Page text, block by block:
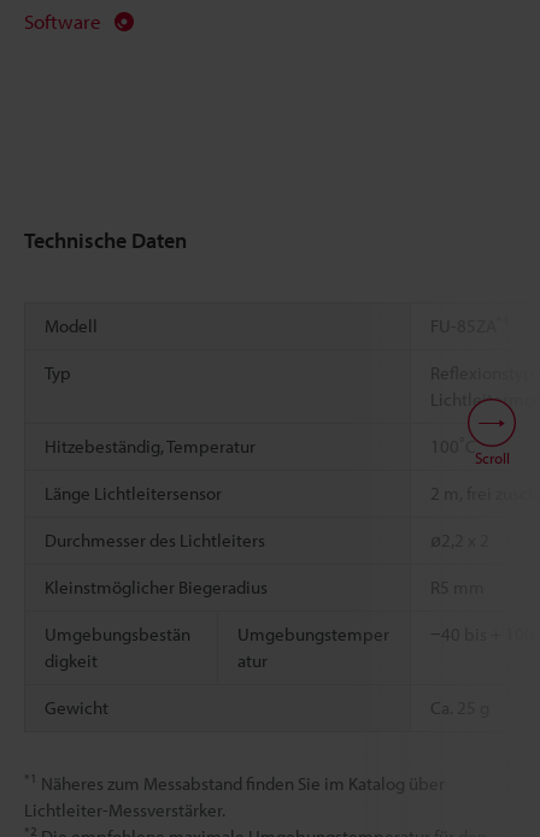
Software
Technische Daten
Modell FU-85ZA
Typ
Hitzebeständig, Temperatur 100˚C*2*3
Länge Lichtleitersensor 2 m, frei
Durchmesser des Lichtleiters ø2,2 x 2
Kleinstmöglicher Biegeradius R5 mm
Umgebungsbestän
digkeit
Umgebungstemper
atur
−40 bis +
Gewicht Ca. 25 g
*1 Näheres zum Messabstand finden Sie im Katalog über
Lichtleiter-Messverstärker.
*2
Scroll